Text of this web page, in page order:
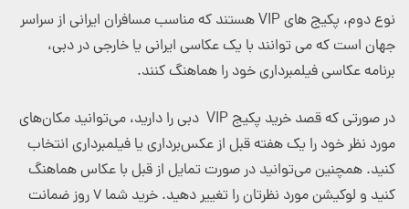
نوع دوم، پکیج های VIP هستند که مناسب مسافران ایرانی از سراسر
جهان است که می توانند با یک عکاسی ایرانی یا خارجی در دبی،
برنامه عکاسی فیلمبرداری خود را هماهنگ کنند.
در صورتی که قصد خرید پکیج VIP دبی را دارید، می‌توانید مکان‌های
مورد نظر خود را یک هفته قبل از عکس‌برداری یا فیلمبرداری انتخاب
کنید. همچنین می‌توانید در صورت تمایل از قبل با عکاس هماهنگ
کنید و لوکیشن مورد نظرتان را تغییر دهید. خرید شما ۷ روز ضمانت